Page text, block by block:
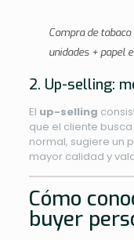
Compra de
unidades + papel
2. Up-selling:
El up-selling
que el cliente
normal, sugiere un
mayor calidad y
Cómo
buyer